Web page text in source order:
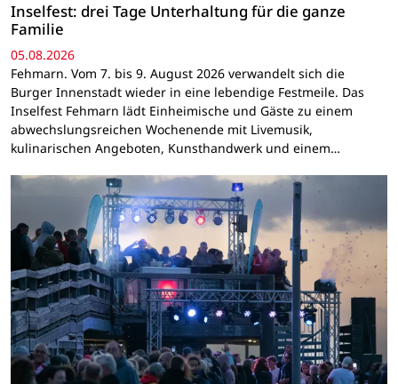
Inselfest: drei Tage Unterhaltung für die ganze
Familie
05.08.2026
Fehmarn. Vom 7. bis 9. August 2026 verwandelt sich die
Burger Innenstadt wieder in eine lebendige Festmeile. Das
Inselfest Fehmarn lädt Einheimische und Gäste zu einem
abwechslungsreichen Wochenende mit Livemusik,
kulinarischen Angeboten, Kunsthandwerk und einem…